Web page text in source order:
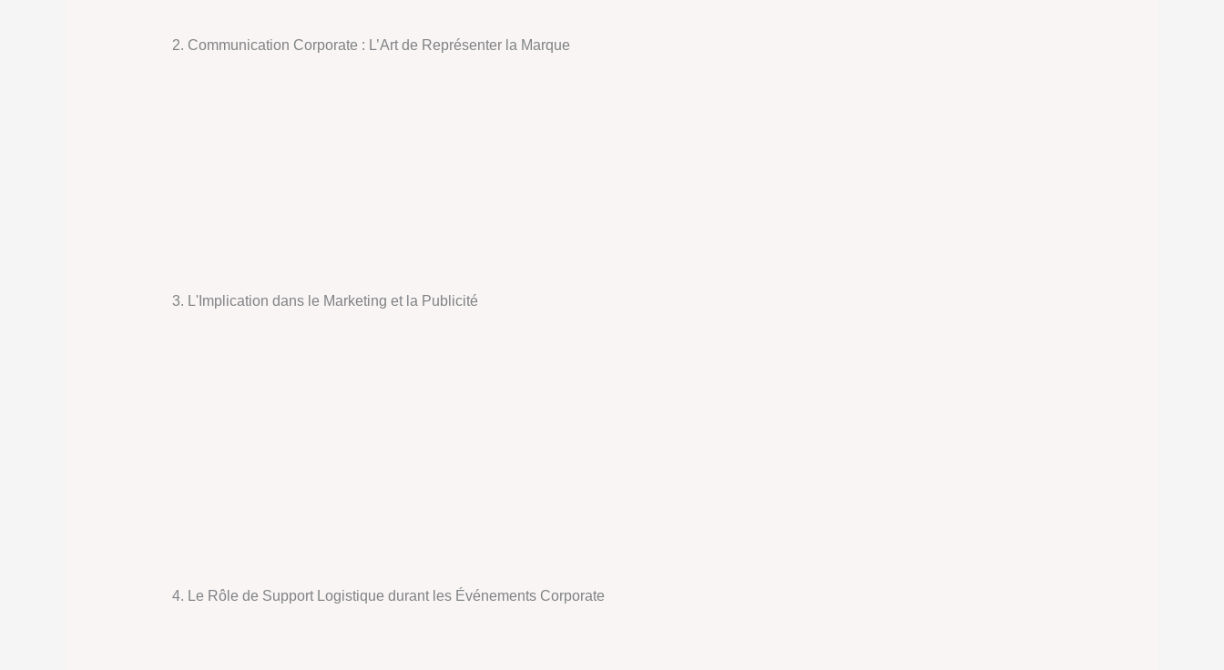
2. Communication Corporate : L’Art de Représenter la Marque
3. L'Implication dans le Marketing et la Publicité
4. Le Rôle de Support Logistique durant les Événements Corporate